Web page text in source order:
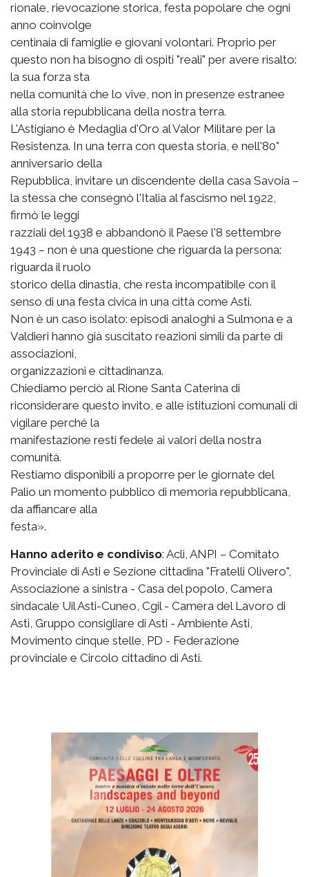
rionale, rievocazione storica, festa popolare che ogni
anno coinvolge
centinaia di famiglie e giovani volontari. Proprio per
questo non ha bisogno di ospiti "reali" per avere risalto:
la sua forza sta
nella comunità che lo vive, non in presenze estranee
alla storia repubblicana della nostra terra.
L'Astigiano è Medaglia d'Oro al Valor Militare per la
Resistenza. In una terra con questa storia, e nell'80°
anniversario della
Repubblica, invitare un discendente della casa Savoia –
la stessa che consegnò l'Italia al fascismo nel 1922,
firmò le leggi
razziali del 1938 e abbandonò il Paese l'8 settembre
1943 – non è una questione che riguarda la persona:
riguarda il ruolo
storico della dinastia, che resta incompatibile con il
senso di una festa civica in una città come Asti.
Non è un caso isolato: episodi analoghi a Sulmona e a
Valdieri hanno già suscitato reazioni simili da parte di
associazioni,
organizzazioni e cittadinanza.
Chiediamo perciò al Rione Santa Caterina di
riconsiderare questo invito, e alle istituzioni comunali di
vigilare perché la
manifestazione resti fedele ai valori della nostra
comunità.
Restiamo disponibili a proporre per le giornate del
Palio un momento pubblico di memoria repubblicana,
da affiancare alla
festa».
Hanno aderito e condiviso: Acli, ANPI – Comitato
Provinciale di Asti e Sezione cittadina "Fratelli Olivero",
Associazione a sinistra - Casa del popolo, Camera
sindacale Uil Asti-Cuneo, Cgil - Camera del Lavoro di
Asti, Gruppo consigliare di Asti - Ambiente Asti,
Movimento cinque stelle, PD - Federazione
provinciale e Circolo cittadino di Asti.